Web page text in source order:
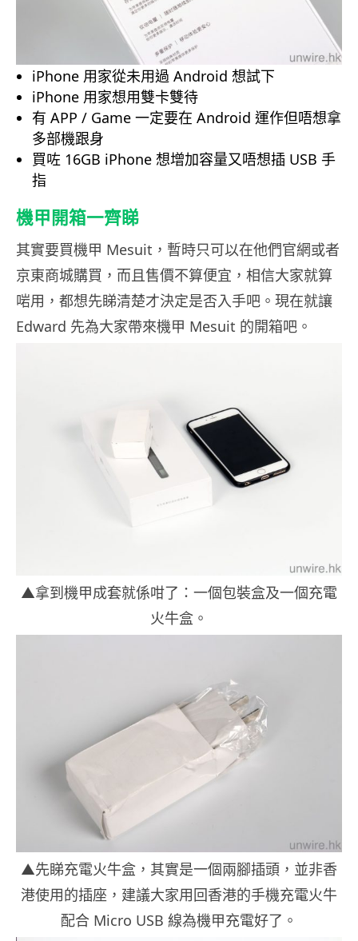
iPhone 用家從未用過 Android 想試下
iPhone 用家想用雙卡雙待
有 APP / Game 一定要在 Android 運作但唔想拿
多部機跟身
買咗 16GB iPhone 想增加容量又唔想插 USB 手
指
機甲開箱一齊睇
其實要買機甲 Mesuit，暫時只可以在他們官網或者
京東商城購買，而且售價不算便宜，相信大家就算
啱用，都想先睇清楚才決定是否入手吧。現在就讓
Edward 先為大家帶來機甲 Mesuit 的開箱吧。
▲拿到機甲成套就係咁了：一個包裝盒及一個充電
火牛盒。
▲先睇充電火牛盒，其實是一個兩腳插頭，並非香
港使用的插座，建議大家用回香港的手機充電火牛
配合 Micro USB 線為機甲充電好了。